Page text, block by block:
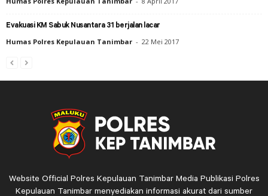
Evakuasi KM Sabuk Nusantara 31 berjalan lacar
Humas Polres Kepulauan Tanimbar - 22 Mei 2017
Website Official Polres Kepulauan Tanimbar Media Publikasi Polres
Kepulauan Tanimbar menyediakan informasi akurat dari sumber